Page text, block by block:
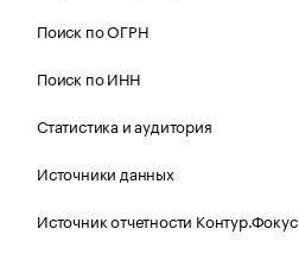
Поиск по ОГРН
Поиск по ИНН
Статистика и аудитория
Источники данных
Источник отчетности Контур.Фокус